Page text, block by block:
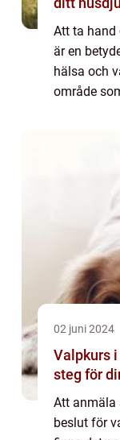
Att ta hand
är en
hälsa och
område
02 juni 2024
Valpkurs
steg för
Att anmäla
beslut för